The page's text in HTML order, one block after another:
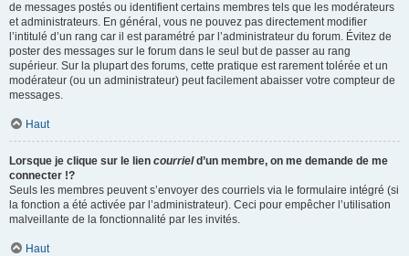
de messages postés ou identifient certains membres tels que les modérateurs
et administrateurs. En général, vous ne pouvez pas directement modifier
l’intitulé d’un rang car il est paramétré par l’administrateur du forum. Évitez de
poster des messages sur le forum dans le seul but de passer au rang
supérieur. Sur la plupart des forums, cette pratique est rarement tolérée et un
modérateur (ou un administrateur) peut facilement abaisser votre compteur de
messages.
Haut
Lorsque je clique sur le lien courrield’un membre, on me demande de me
connecter !?
Seuls les membres peuvent s’envoyer des courriels via le formulaire intégré (si
la fonction a été activée par l’administrateur). Ceci pour empêcher l’utilisation
malveillante de la fonctionnalité par les invités.
Haut